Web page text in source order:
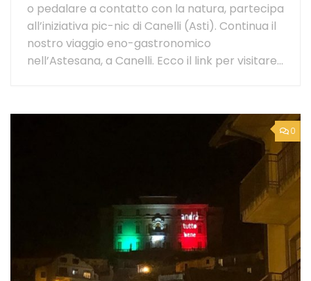
o pedalare a contatto con la natura, partecipa
all’iniziativa pic-nic di Canelli (Asti). Continua il
nostro viaggio eno-gastronomico
nell’Astesana, a Canelli. Ecco il link per visitare...
0